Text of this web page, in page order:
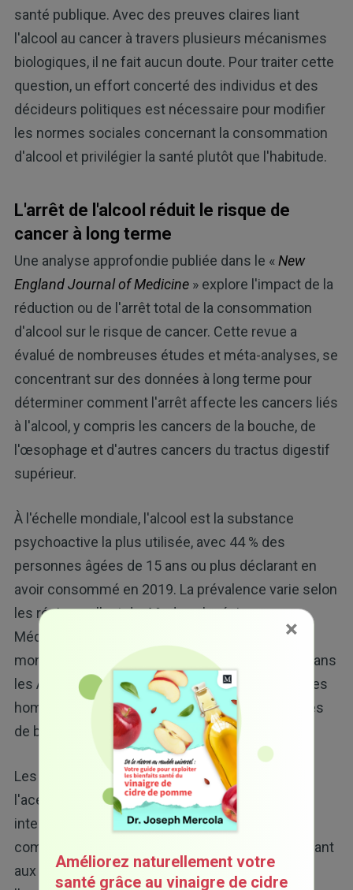
santé publique. Avec des preuves claires liant
l'alcool au cancer à travers plusieurs mécanismes
biologiques, il ne fait aucun doute. Pour traiter cette
question, un effort concerté des individus et des
décideurs politiques est nécessaire pour modifier
les normes sociales concernant la consommation
d'alcool et privilégier la santé plutôt que l'habitude.
L'arrêt de l'alcool réduit le risque de
cancer à long terme
Une analyse approfondie publiée dans le «New
England Journal of Medicine» explore l'impact de la
réduction ou de l'arrêt total de la consommation
d'alcool sur le risque de cancer. Cette revue a
évalué de nombreuses études et méta-analyses, se
concentrant sur des données à long terme pour
déterminer comment l'arrêt affecte les cancers liés
à l'alcool, y compris les cancers de la bouche, de
l'œsophage et d'autres cancers du tractus digestif
supérieur.
À l'échelle mondiale, l'alcool est la substance
psychoactive la plus utilisée, avec 44 % des
personnes âgées de 15 ans ou plus déclarant en
avoir consommé en 2019. La prévalence varie selon
les régions, allant de 4 % dans la région
Méditerranéenne orientale de l'Organisation
mondiale de la santé à plus de 60 % en Europe, dans
les Amériques et dans le Pacifique occidental. Les
hommes sont plus susceptibles que les femmes
de boire.
Les boissons alcoolisées et leur métabolite,
l'acétaldéhyde, sont classées par l'Agence
internationale de recherche sur le cancer (CIRC)
comme des cancérogènes de groupe 1, les plaçant
aux côtés de substances telles que le tabac et
×
Améliorez naturellement votre
santé grâce au vinaigre de cidre